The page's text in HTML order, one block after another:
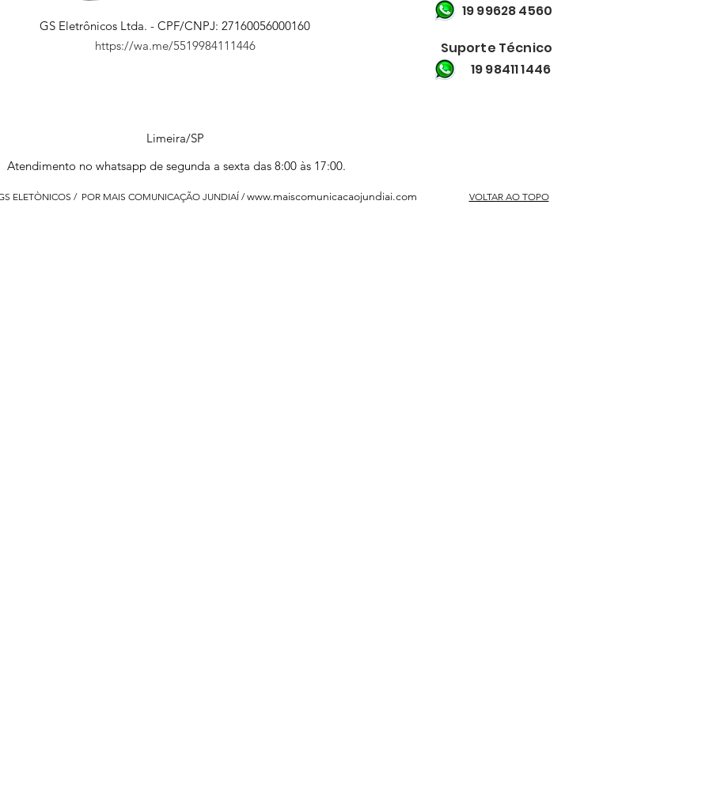
GS Eletrônicos Ltda. - CPF/CNPJ: 27160056000160
https://wa.me/5519984111446
19 99628 4560
Suporte Técnico
19 98411 1446
Limeira/SP
Atendimento no whatsapp de segunda a sexta das 8:00 às 17:00.
ELETÒNICOS / POR MAIS COMUNICAÇÃO JUNDIAÍ /www.maiscomunicacaojundiai.com VOLTAR AO TOPO